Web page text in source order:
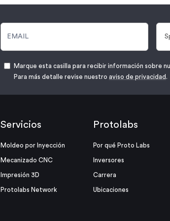
Marque esta casilla para recibir información sobre
Para más detalle revise nuestro aviso de privacidad .
Servicios
Moldeo por Inyección
Mecanizado CNC
Impresión 3D
Protolabs Network
Protolabs
Por qué Proto Labs
Inversores
Carrera
Ubicaciones